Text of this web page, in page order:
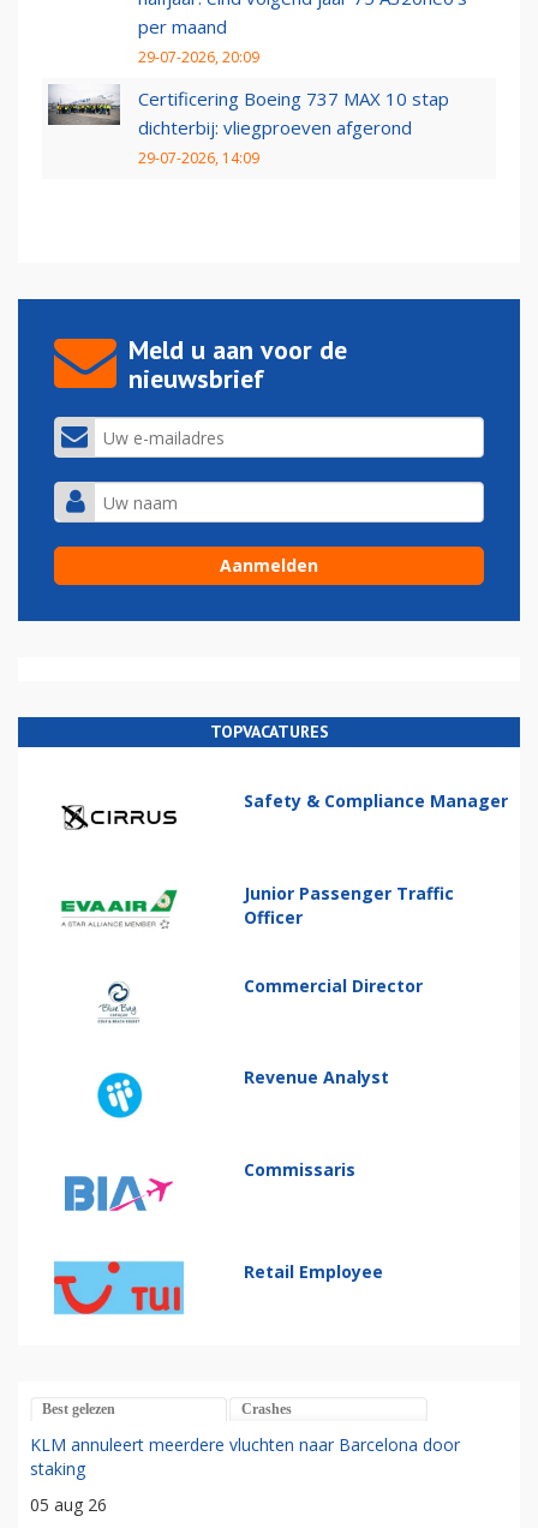
per maand
29-07-2026, 20:09
Certificering Boeing 737 MAX 10 stap
dichterbij: vliegproeven afgerond
29-07-2026, 14:09
Meld u aan voor de
nieuwsbrief
TOPVACATURES
Safety & Compliance Manager
Junior Passenger Traffic
Officer
Commercial Director
Revenue Analyst
Commissaris
Retail Employee
Best gelezen Crashes
KLM annuleert meerdere vluchten naar Barcelona door
staking
05 aug 26